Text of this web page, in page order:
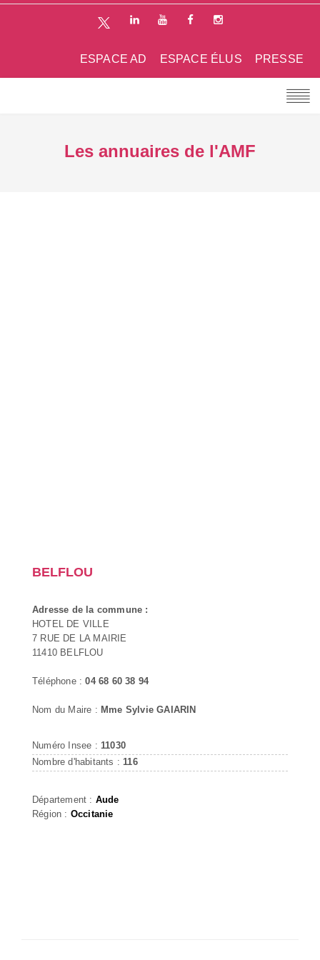
PRESSE
ESPACE ÉLUS
ESPACE AD
Les annuaires de l'AMF
BELFLOU
Adresse de la commune :
HOTEL DE VILLE
7 RUE DE LA MAIRIE
11410 BELFLOU
Téléphone :04 68 60 38 94
Nom du Maire : Mme Sylvie GAIARIN
Numéro Insee : 11030
Nombre d'habitants : 116
Département : Aude
Région : Occitanie